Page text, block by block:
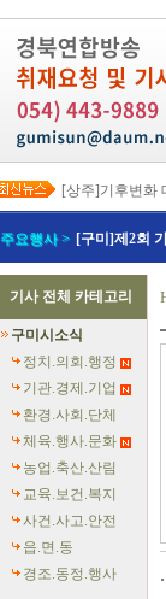
[상주]기후변화
[봉화]‘K-베트
[김천]지방세입
[고령]가뭄 장
[경북교육청]‘
[경북도청]‘말
[구미]예능 타고
[경북교육청]일
주요행사 > [구미]제2회
기사 전체 카테고리
구미시소식
정치.의회.행정
기관.경제.기업
환경.사회.단체
체육.행사.문화
농업.축산.산림
교육.보건.복지
사건.사고.안전
읍.면.동
경조.동정.행사